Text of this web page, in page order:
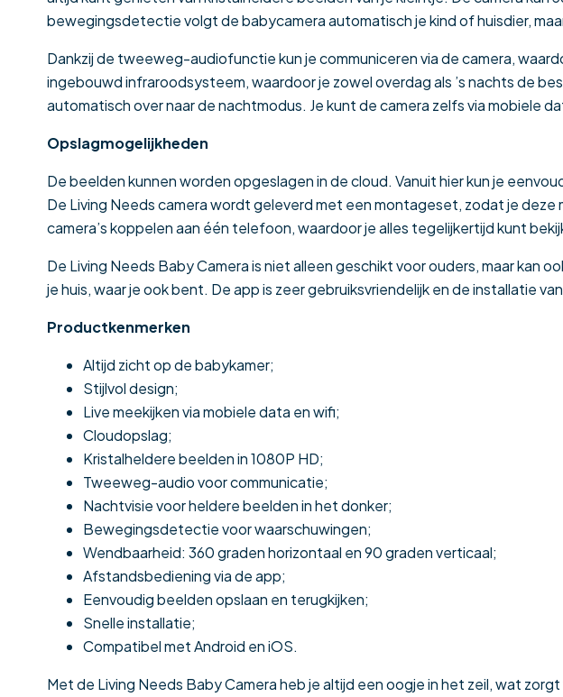
bewegingsdetectie volgt de babycamera automatisch je kind of huisdier,
Dankzij de tweeweg-audiofunctie kun je communiceren via de camera,
ingebouwd infraroodsysteem, waardoor je zowel overdag als ’s nachts de
automatisch over naar de nachtmodus. Je kunt de camera zelfs via mobiele
Opslagmogelijkheden
De beelden kunnen worden opgeslagen in de cloud. Vanuit hier kun je
De Living Needs camera wordt geleverd met een montageset, zodat je
camera’s koppelen aan één telefoon, waardoor je alles tegelijkertijd kunt
De Living Needs Baby Camera is niet alleen geschikt voor ouders, maar kan
je huis, waar je ook bent. De app is zeer gebruiksvriendelijk en de installatie
Productkenmerken
Altijd zicht op de babykamer;
Stijlvol design;
Live meekijken via mobiele data en wifi;
Cloudopslag;
Kristalheldere beelden in 1080P HD;
Tweeweg-audio voor communicatie;
Nachtvisie voor heldere beelden in het donker;
Bewegingsdetectie voor waarschuwingen;
Wendbaarheid: 360 graden horizontaal en 90 graden verticaal;
Afstandsbediening via de app;
Eenvoudig beelden opslaan en terugkijken;
Snelle installatie;
Compatibel met Android en iOS.
Met de Living Needs Baby Camera heb je altijd een oogje in het zeil, wat